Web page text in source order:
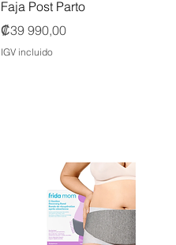
Faja Post Parto
Precio
₡39 990,00
IGV incluido